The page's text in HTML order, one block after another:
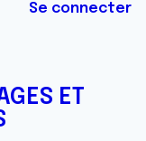
Se connecter
ET